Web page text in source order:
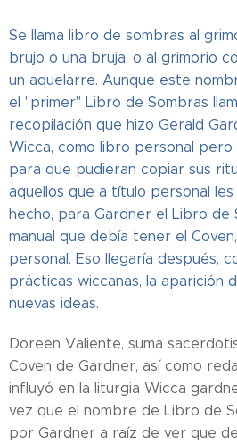
Se llama libro de sombras al
brujo o una bruja, o al grimorio
un aquelarre. Aunque este
el "primer" Libro de Sombras
recopilación que hizo Gerald
Wicca, como libro personal
para que pudieran copiar sus
aquellos que a título personal
hecho, para Gardner el Libro de
manual que debía tener el
personal. Eso llegaría después,
prácticas wiccanas, la aparición
nuevas ideas.
Doreen Valiente, suma
Coven de Gardner, así como
influyó en la liturgia Wicca
vez que el nombre de Libro de
por Gardner a raíz de ver que